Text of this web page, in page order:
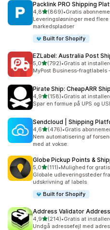
Packlink PRO Shipping
4,8ud af 5 stjerner
(869)
869 anmeldelser i alt
•Gratis
Leveringsløsninger med
markedspladser
Built for Shopify
EZLabel: Australia Post
5,0ud af 5 stjerner
(792)
792 anmeldelser i alt
•Gratis at
MyPost Business-fragtlabels
Pirate Ship: CheapARR
4,9ud af 5 stjerner
(158)
158 anmeldelser i alt
•Gratis at
Spar en formue på UPS og
Sendcloud | Shipping
4,6ud af 5 stjerner
(476)
476 anmeldelser i alt
•Gratis
Nem automatisering af
med at vokse.
Globe Pickup Points &
5,0ud af 5 stjerner
(111)
111 anmeldelser i alt
•Mulighed for
Globale udleveringssteder
udskrivning af labels
Built for Shopify
Address Validator
4,9ud af 5 stjerner
(214)
214 anmeldelser i alt
•Gratis at
Undgå adressefejl med